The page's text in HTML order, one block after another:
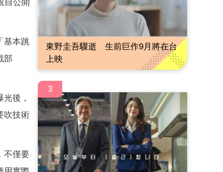
自公開
基本跳
部
後，
吹技術
不僅要
東野圭吾驟逝 生前巨作9月將在台
上映
3